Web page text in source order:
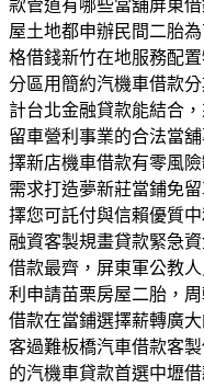
款管道有哪些當舖屏東
屋土地都申辦民間二胎
格借錢新竹在地服務配
分區用簡約汽機車借款
計台北金融貸款能結合
留車營利事業的合法當
擇新店機車借款有零風
需求打造夢新莊當鋪免
擇您可託付與信賴優質
融資客製規畫貸款緊急
借款最齊，屏東軍公教
利申請苗栗房屋二胎，
借款在當鋪選擇薪轉廣
客過難板橋汽車借款客
的汽機車貸款首選中壢